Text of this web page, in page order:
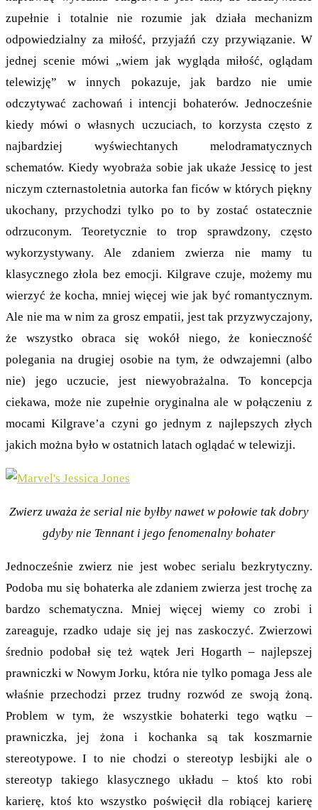
zupełnie i totalnie nie rozumie jak działa mechanizm
odpowiedzialny za miłość, przyjaźń czy przywiązanie. W
jednej scenie mówi „wiem jak wygląda miłość, oglądam
telewizję” w innych pokazuje, jak bardzo nie umie
odczytywać zachowań i intencji bohaterów. Jednocześnie
kiedy mówi o własnych uczuciach, to korzysta często z
najbardziej wyświechtanych melodramatycznych
schematów. Kiedy wyobraża sobie jak ukaże Jessicę to jest
niczym czternastoletnia autorka fan ficów w których piękny
ukochany, przychodzi tylko po to by zostać ostatecznie
odrzuconym. Teoretycznie to trop sprawdzony, często
wykorzystywany. Ale zdaniem zwierza nie mamy tu
klasycznego złola bez emocji. Kilgrave czuje, możemy mu
wierzyć że kocha, mniej więcej wie jak być romantycznym.
Ale nie ma w nim za grosz empatii, jest tak przyzwyczajony,
że wszystko obraca się wokół niego, że konieczność
polegania na drugiej osobie na tym, że odwzajemni (albo
nie) jego uczucie, jest niewyobrażalna. To koncepcja
ciekawa, może nie zupełnie oryginalna ale w połączeniu z
mocami Kilgrave’a czyni go jednym z najlepszych złych
jakich można było w ostatnich latach oglądać w telewizji.
Zwierz uważa że serial nie byłby nawet w połowie tak dobry
gdyby nie Tennant i jego fenomenalny bohater
Jednocześnie zwierz nie jest wobec serialu bezkrytyczny.
Podoba mu się bohaterka ale zdaniem zwierza jest trochę za
bardzo schematyczna. Mniej więcej wiemy co zrobi i
zareaguje, rzadko udaje się jej nas zaskoczyć. Zwierzowi
średnio podobał się też wątek Jeri Hogarth – najlepszej
prawniczki w Nowym Jorku, która nie tylko pomaga Jess ale
właśnie przechodzi przez trudny rozwód ze swoją żoną.
Problem w tym, że wszystkie bohaterki tego wątku –
prawniczka, jej żona i kochanka są tak koszmarnie
stereotypowe. I to nie chodzi o stereotyp lesbijki ale o
stereotyp takiego klasycznego układu – ktoś kto robi
karierę, ktoś kto wszystko poświęcił dla robiącej karierę